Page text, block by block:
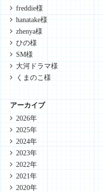
freddie様
hanatake様
zhenya様
ひの様
SM様
大河ドラマ様
くまのこ様
アーカイブ
2026年
2025年
2024年
2023年
2022年
2021年
2020年